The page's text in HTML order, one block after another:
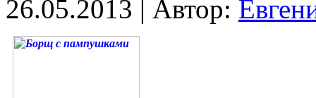
26.05.2013 | Автор: